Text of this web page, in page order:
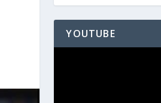
YOUTUBE